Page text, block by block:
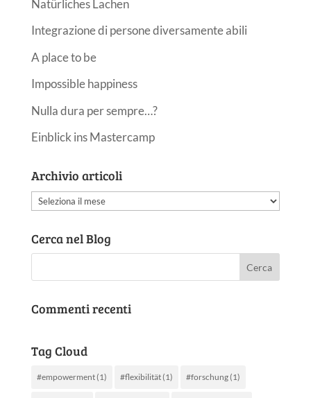
Natürliches Lachen
Integrazione di persone diversamente abili
A place to be
Impossible happiness
Nulla dura per sempre…?
Einblick ins Mastercamp
Archivio articoli
Archivio
Cerca nel Blog
Commenti recenti
Tag Cloud
#empowerment(1) #flexibilität(1) #forschung(1)